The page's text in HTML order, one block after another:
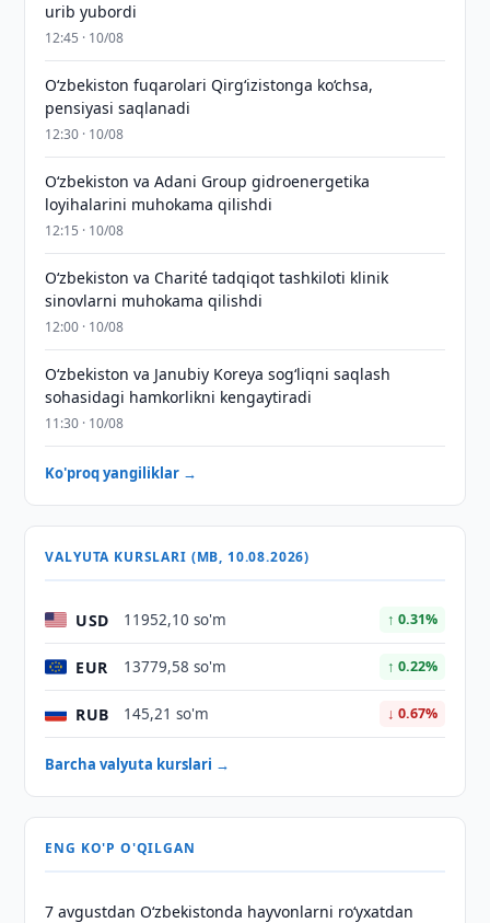
urib yubordi
12:45 · 10/08
O‘zbekiston fuqarolari Qirg‘izistonga ko‘chsa,
pensiyasi saqlanadi
12:30 · 10/08
Oʻzbekiston va Adani Group gidroenergetika
loyihalarini muhokama qilishdi
12:15 · 10/08
Oʻzbekiston va Charité tadqiqot tashkiloti klinik
sinovlarni muhokama qilishdi
12:00 · 10/08
Oʻzbekiston va Janubiy Koreya sogʻliqni saqlash
sohasidagi hamkorlikni kengaytiradi
11:30 · 10/08
Ko'proq yangiliklar →
VALYUTA KURSLARI (MB, 10.08.2026)
USD 11952,10 so'm ↑ 0.31%
EUR 13779,58 so'm ↑ 0.22%
RUB 145,21 so'm ↓ 0.67%
Barcha valyuta kurslari →
ENG KO'P O'QILGAN
7 avgustdan O‘zbekistonda hayvonlarni ro‘yxatdan